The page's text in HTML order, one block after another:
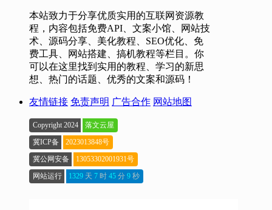
本站致力于分享优质实用的互联网资源教
程，内容包括免费API、文案小馆、网站技
术、源码分享、美化教程、SEO优化、免
费工具、网站搭建、搞机教程等栏目。你
可以在这里找到实用的教程、学习的新思
想、热门的话题、优秀的文案和源码！
友情链接 免责声明 广告合作 网站地图
Copyright 2024
落文云屋
冀ICP备
2023013848号
冀公网安备
13053302001931号
网站运行
1329 天 7 时 45 分 10秒